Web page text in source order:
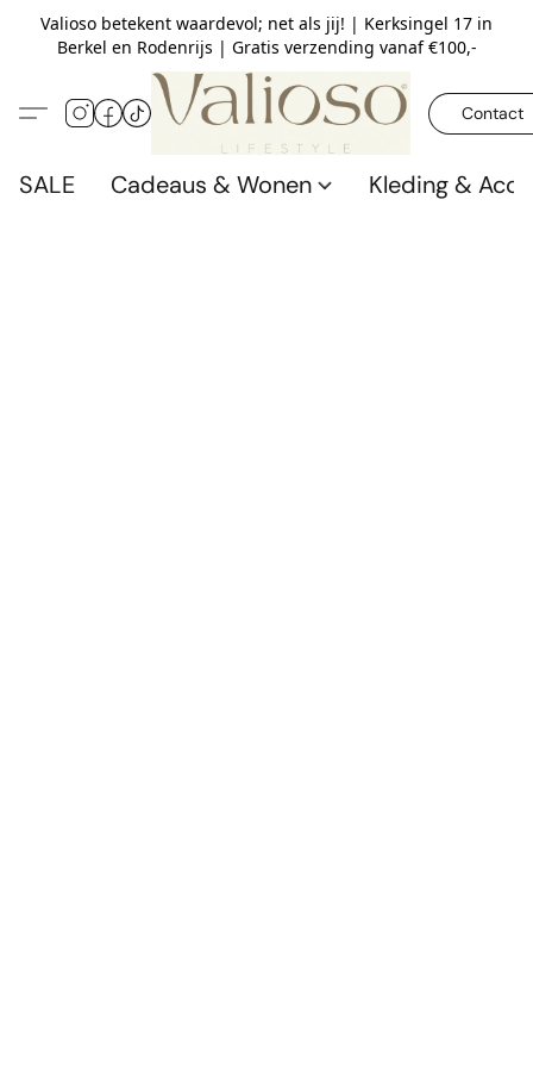
Valioso betekent waardevol; net als jij! | Kerksingel 17 in
Berkel en Rodenrijs | Gratis verzending vanaf €100,-
Contact
SALE Cadeaus & Wonen Kleding &